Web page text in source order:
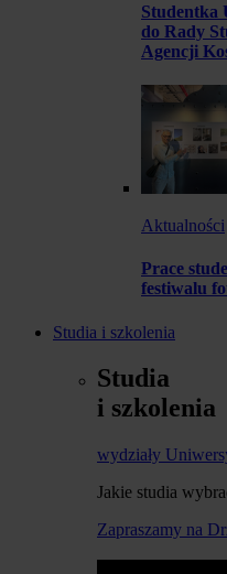
Studentka
do Rady
Agencji
Aktualności
Prace
festiwalu
Studia i szkolenia
Studia
i szkolenia
wydziały
Jakie studia
Zapraszamy na